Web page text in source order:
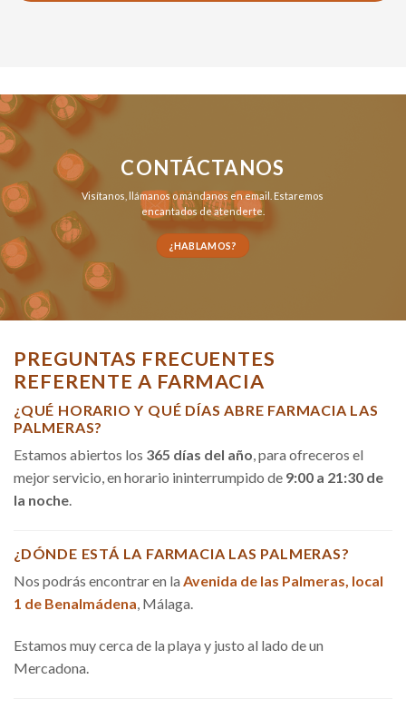
CONTÁCTANOS
Visítanos, llámanosomándanos en email . Estaremos
encantados de atenderte.
¿HABLAMOS?
PREGUNTAS FRECUENTES
REFERENTE A FARMACIA
¿QUÉ HORARIO Y QUÉ DÍAS ABRE FARMACIA LAS
PALMERAS?
Estamos abiertos los 365 días del año, para ofreceros el
mejor servicio, en horario ininterrumpido de 9:00 a 21:30 de
la noche.
¿DÓNDE ESTÁ LA FARMACIA LAS PALMERAS?
Nos podrás encontrar en la Avenida de las Palmeras, local
1 de Benalmádena, Málaga.
Estamos muy cerca de la playa y justo al lado de un
Mercadona.